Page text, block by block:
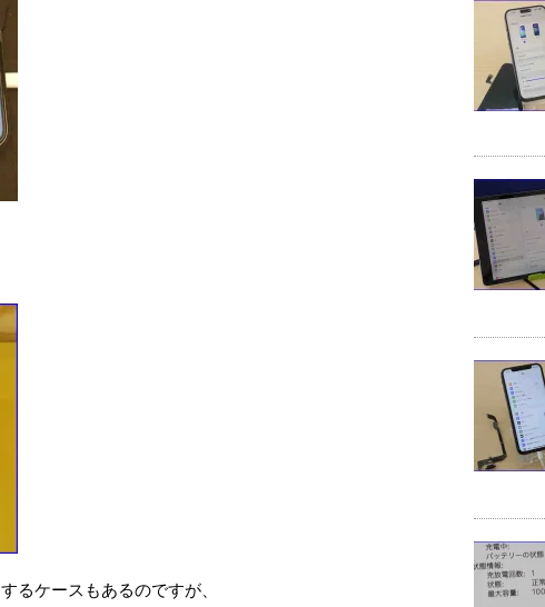
るケースもあるのですが、